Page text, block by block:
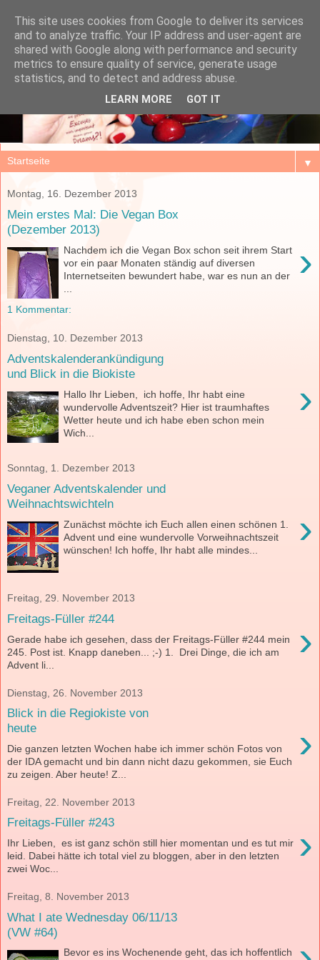
▼
Montag, 16. Dezember 2013
Mein erstes Mal: Die Vegan Box
(Dezember 2013)
›
Nachdem ich die Vegan Box schon seit ihrem Start
vor ein paar Monaten ständig auf diversen
Internetseiten bewundert habe, war es nun an der
1 Kommentar:
Dienstag, 10. Dezember 2013
Adventskalenderankündigung
und Blick in die Biokiste
›
Hallo Ihr Lieben, ich hoffe, Ihr habt eine
wundervolle Adventszeit? Hier ist traumhaftes
Wetter heute und ich habe eben schon mein
Wich...
Sonntag, 1. Dezember 2013
Veganer Adventskalender und
Weihnachtswichteln
›
Zunächst möchte ich Euch allen einen schönen 1.
Advent und eine wundervolle Vorweihnachtszeit
wünschen! Ich hoffe, Ihr habt alle mindes...
Freitag, 29. November 2013
Freitags-Füller #244 ›
Gerade habe ich gesehen, dass der Freitags-Füller #244 mein
245. Post ist. Knapp daneben... ;-) 1. Drei Dinge, die ich am
Advent li...
Dienstag, 26. November 2013
Blick in die Regiokiste von
heute
›
Die ganzen letzten Wochen habe ich immer schön Fotos von
der IDA gemacht und bin dann nicht dazu gekommen, sie Euch
zu zeigen. Aber heute! Z...
Freitag, 22. November 2013
Freitags-Füller #243 ›
Ihr Lieben, es ist ganz schön still hier momentan und es tut mir
leid. Dabei hätte ich total viel zu bloggen, aber in den letzten
zwei Woc...
Freitag, 8. November 2013
What I ate Wednesday 06/11/13
(VW #64)
Bevor es ins Wochenende geht, das ich hoffentlich
This site uses cookies from Google to deliver its services
and to analyze traffic. Your IP address and user-agent are
shared with Google along with performance and security
metrics to ensure quality of service, generate usage
statistics, and to detect and address abuse.
LEARN MORE GOT IT